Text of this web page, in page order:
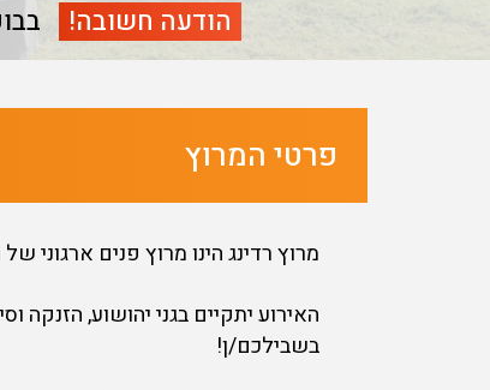
הודעה חשובה!
פרטי המרוץ
מרוץ רדינג הינו מרוץ פנים
האירוע יתקיים בגני יהושוע, הזנקה
בשבילכם/ן!